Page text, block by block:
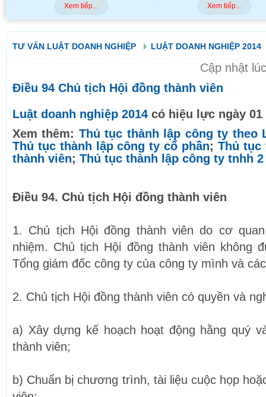
TƯ VẤN LUẬT DOANH NGHIỆP LUẬT DOANH NGHIỆP 2014
Cập nhật
Điều 94 Chủ tịch Hội đồng thành viên
Luật doanh nghiệp 2014 có hiệu lực ngày 01
Xem thêm: Thủ tục thành lập công ty theo
Thủ tục thành lập công ty cổ phần; Thủ tục
thành viên; Thủ tục thành lập công ty tnhh
Điều 94. Chủ tịch Hội đồng thành viên
1. Chủ tịch Hội đồng thành viên do cơ
nhiệm. Chủ tịch Hội đồng thành viên không
Tổng giám đốc công ty của công ty mình và
2. Chủ tịch Hội đồng thành viên có quyền và
a) Xây dựng kế hoạch hoạt động hằng quý
thành viên;
b) Chuẩn bị chương trình, tài liệu cuộc họp